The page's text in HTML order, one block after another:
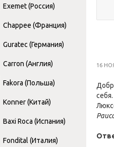
Exemet (Россия)
Chappee (Франция)
Guratec (Германия)
Carron (Англия)
Fakora (Польша)
Konner (Китай)
Baxi Roca (Испания)
Fondital (Италия)
16